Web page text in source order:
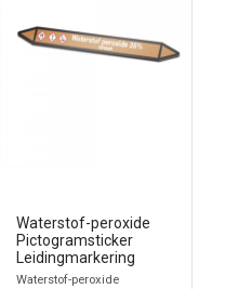
Waterstof-peroxide
Pictogramsticker
Leidingmarkering
Waterstof-peroxide